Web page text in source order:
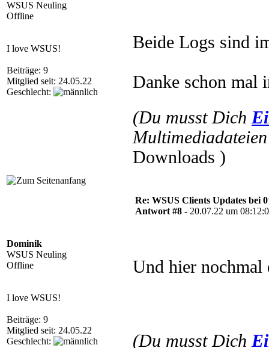
WSUS Neuling
Offline
I love WSUS!
Beiträge: 9
Mitglied seit: 24.05.22
Geschlecht:
Beide Logs sind
Danke schon mal
(Du musst Dich
Downloads )
Dominik
WSUS Neuling
Offline
I love WSUS!
Beiträge: 9
Mitglied seit: 24.05.22
Geschlecht:
Re: WSUS Clients Updates bei
Antwort #8 - 20.07.22 um
Und hier nochmal
(Du musst Dich